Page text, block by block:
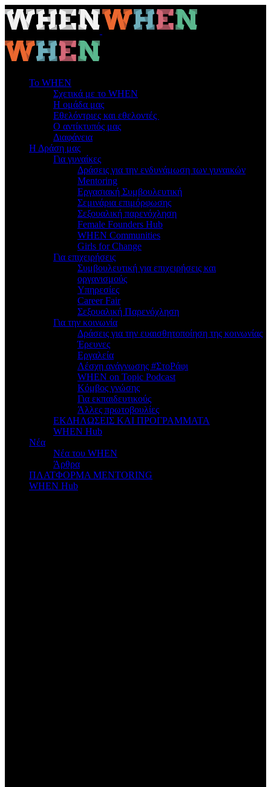
To WHEN
Σχετικά με το WHEN
Η ομάδα μας
Εθελόντριες και εθελοντές
Ο αντίκτυπός μας
Διαφάνεια
Η Δράση μας
Για γυναίκες
Δράσεις για την ενδυνάμωση των γυναικών
Mentoring
Εργασιακή Συμβουλευτική
Σεμινάρια επιμόρφωσης
Σεξουαλική παρενόχληση
Female Founders Hub
WHEN Communities
Girls for Change
Για επιχειρήσεις
Συμβουλευτική για επιχειρήσεις και
οργανισμούς
Υπηρεσίες
Career Fair
Σεξουαλική Παρενόχληση
Για την κοινωνία
Δράσεις για την ευαισθητοποίηση της κοινωνίας
Έρευνες
Εργαλεία
Λέσχη ανάγνωσης #ΣτοΡάφι
WHEN on Topic Podcast
Κόμβος γνώσης
Για εκπαιδευτικούς
Άλλες πρωτοβουλίες
ΕΚΔΗΛΩΣΕΙΣ ΚΑΙ ΠΡΟΓΡΑΜΜΑΤΑ
WHEN Hub
Νέα
Νέα του WHEN
Άρθρα
ΠΛΑΤΦΟΡΜΑ MENTORING
WHEN Hub